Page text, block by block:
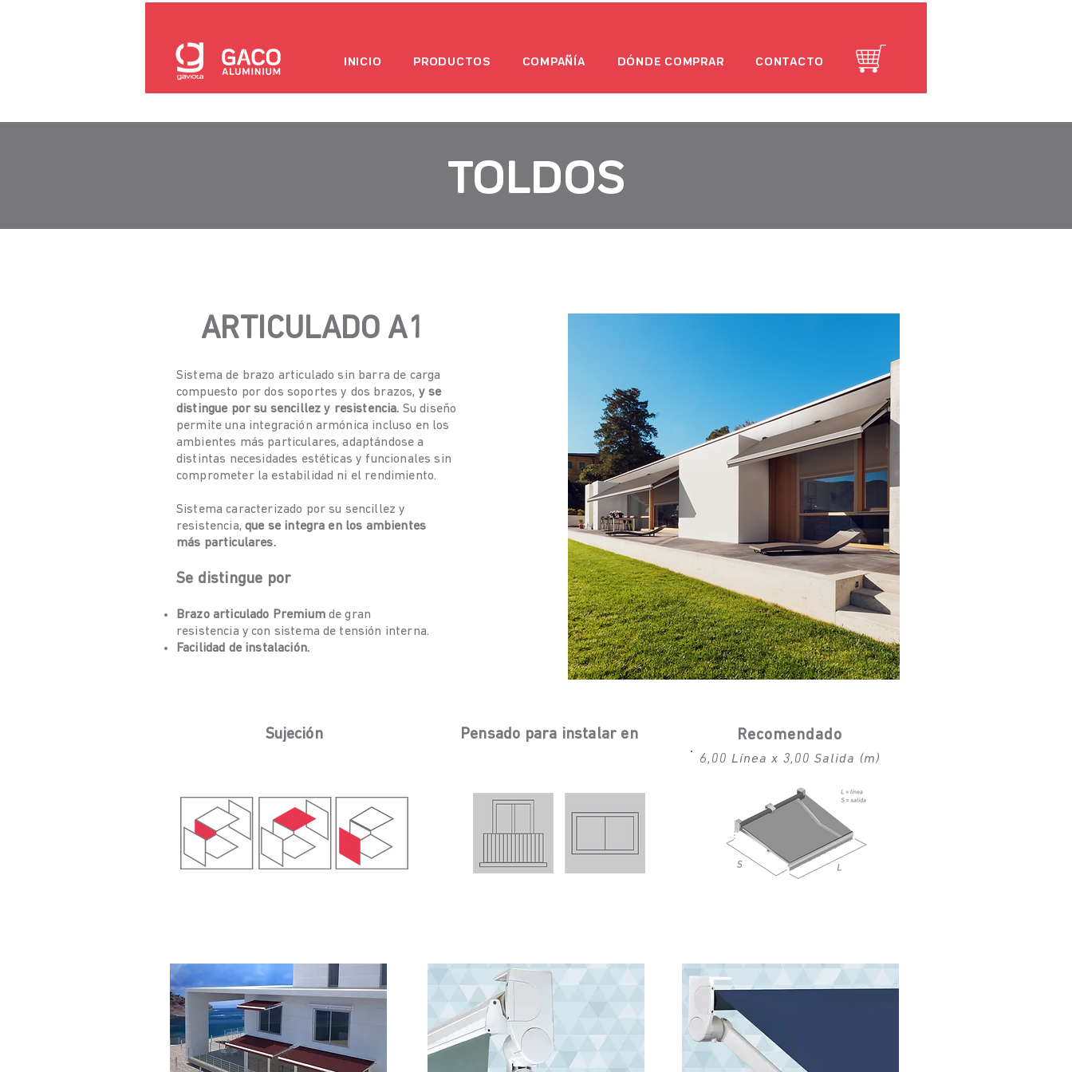
INICIO PRODUCTOS COMPAÑÍA DÓNDE COMPRAR CONTACTO
TOLDOS
ARTICULADO A1
Sistema de brazo articulado sin barra de carga
compuesto por dos soportes y dos brazos, y se
distingue por su sencillez y resistencia. Su diseño
permite una integración armónica incluso en los
ambientes más particulares, adaptándose a
distintas necesidades estéticas y funcionales sin
comprometer la estabilidad ni el rendimiento.
Sistema caracterizado por su sencillez y
resistencia,que se integra en los ambientes
más particulares.
Se distingue por
Brazo articulado Premiumde gran
resistencia y con sistema de tensión interna.
Facilidad de instalación.
Sujeción Pensado para instalar en Recomendado
6,00 Línea x 3,00 Salida (m)